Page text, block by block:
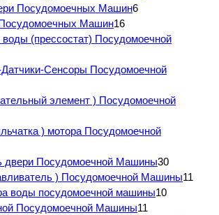
Посудомоечных Машин6
Машин16
воды (прессостат) Посудомоечной
Сенсоры Посудомоечной
элемент ) Посудомоечной
) мотора Посудомоечной
двери Посудомоечной Машины30
) Посудомоечной Машины11
воды посудомоечной машины10
Посудомоечной Машины11